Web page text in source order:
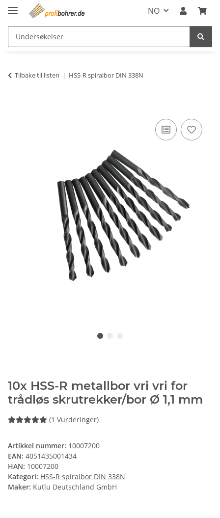
NO
Tilbake til listen HSS-R spiralbor DIN 338N
10x HSS-R metallbor vri vri for
trådløs skrutrekker/bor Ø 1,1 mm
(1 Vurderinger)
Artikkel nummer: 10007200
EAN: 4051435001434
HAN: 10007200
Kategori: HSS-R spiralbor DIN 338N
Maker: Kutlu Deutschland GmbH